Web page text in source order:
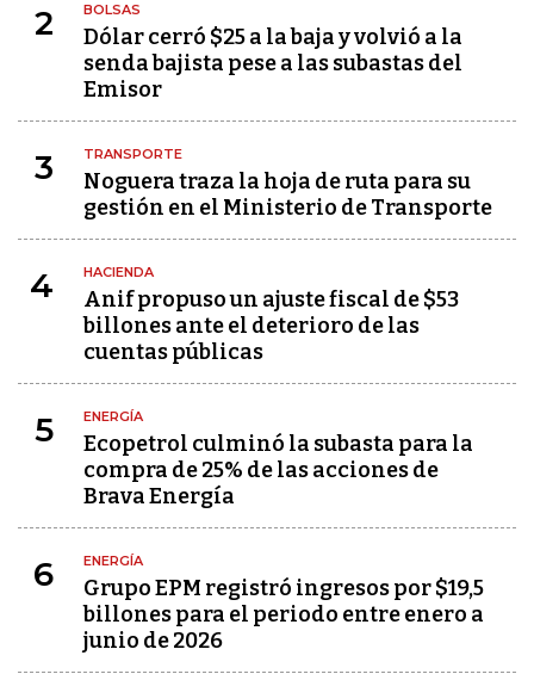
2 BOLSAS
Dólar cerró $25 a la baja y volvió a la
senda bajista pese a las subastas del
Emisor
3 TRANSPORTE
Noguera traza la hoja de ruta para su
gestión en el Ministerio de Transporte
4 HACIENDA
Anif propuso un ajuste fiscal de $53
billones ante el deterioro de las
cuentas públicas
5 ENERGÍA
Ecopetrol culminó la subasta para la
compra de 25% de las acciones de
Brava Energía
6 ENERGÍA
Grupo EPM registró ingresos por $19,5
billones para el periodo entre enero a
junio de 2026